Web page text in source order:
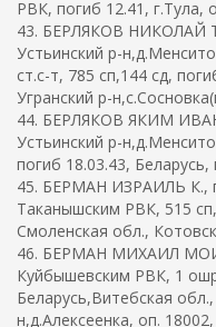
РВК, погиб 12.41, г.Тула,
43. БЕРЛЯКОВ НИКОЛАЙ
Устьинский р-
ст.с-т, 785 сп,144 сд,
Угранский р-
44. БЕРЛЯКОВ ЯКИМ
Устьинский р-
погиб 18.03.43, Беларусь,
45. БЕРМАН ИЗРАИЛЬ К.,
Таканышским РВК, 515
Смоленская обл.,
46. БЕРМАН МИХАИЛ
Куйбышевским РВК, 1
Беларусь,Витебская
н,д.Алексеенка, оп.